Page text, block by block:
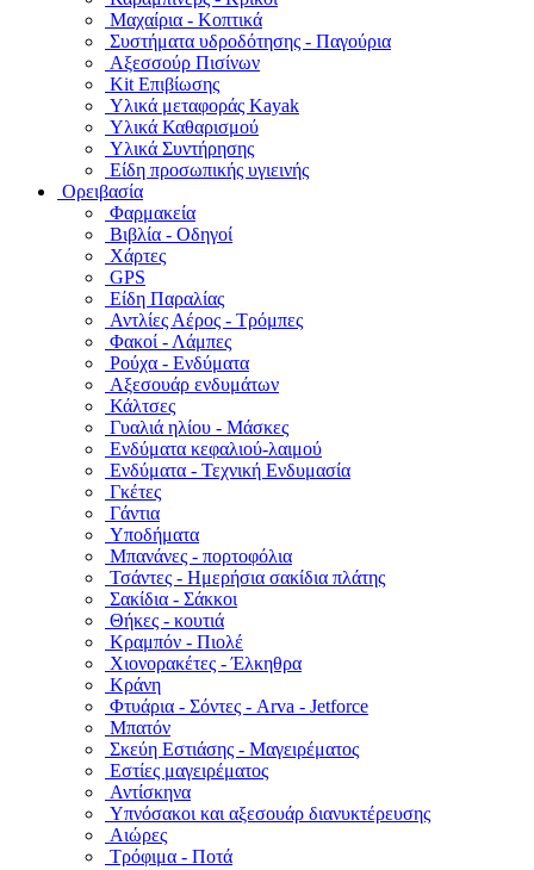
Μαχαίρια - Κοπτικά
Συστήματα υδροδότησης - Παγούρια
Αξεσσούρ Πισίνων
Kit Επιβίωσης
Υλικά μεταφοράς Kayak
Υλικά Καθαρισμού
Υλικά Συντήρησης
Είδη προσωπικής υγιεινής
Ορειβασία
Φαρμακεία
Βιβλία - Οδηγοί
Χάρτες
GPS
Είδη Παραλίας
Αντλίες Αέρος - Τρόμπες
Φακοί - Λάμπες
Ρούχα - Ενδύματα
Αξεσουάρ ενδυμάτων
Κάλτσες
Γυαλιά ηλίου - Μάσκες
Ενδύματα κεφαλιού-λαιμού
Ενδύματα - Τεχνική Ενδυμασία
Γκέτες
Γάντια
Υποδήματα
Μπανάνες - πορτοφόλια
Τσάντες - Ημερήσια σακίδια πλάτης
Σακίδια - Σάκκοι
Θήκες - κουτιά
Κραμπόν - Πιολέ
Χιονορακέτες - Έλκηθρα
Κράνη
Φτυάρια - Σόντες - Arva - Jetforce
Μπατόν
Σκεύη Εστιάσης - Μαγειρέματος
Εστίες μαγειρέματος
Αντίσκηνα
Υπνόσακοι και αξεσουάρ διανυκτέρευσης
Αιώρες
Τρόφιμα - Ποτά